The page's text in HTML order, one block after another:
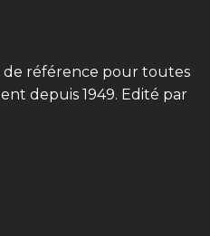
de référence pour toutes
depuis 1949. Edité par